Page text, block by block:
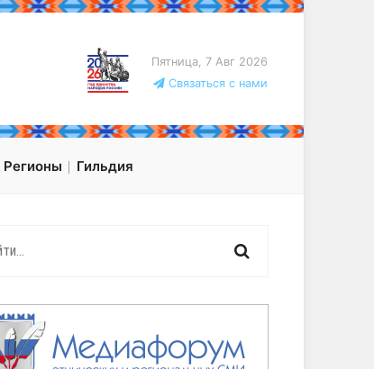
Пятница, 7 Авг 2026
Связаться с нами
Регионы Гильдия